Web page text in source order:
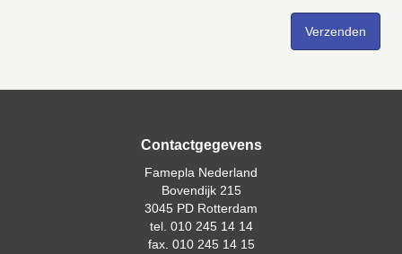
Contactgegevens
Famepla Nederland
Bovendijk 215
3045 PD Rotterdam
tel. 010 245 14 14
fax. 010 245 14 15